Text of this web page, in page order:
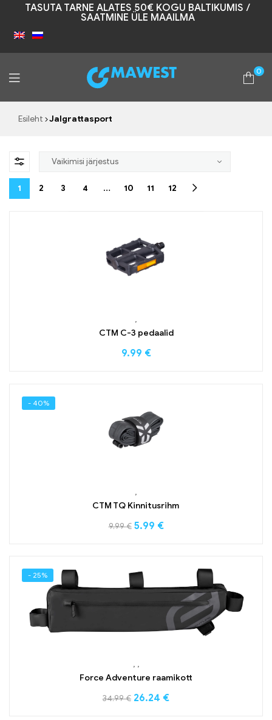
TASUTA TARNE ALATES 50€ KOGU BALTIKUMIS /
SAATMINE ÜLE MAAILMA
Mawest
0
Esileht Jalgrattasport
1 2 3 4 … 10 11 12
,
CTM C-3 pedaalid
9.99 €
- 40%
,
CTM TQ Kinnitusrihm
9.99€ 5.99 €
- 25%
, ,
Force Adventure raamikott
34.99€ 26.24 €